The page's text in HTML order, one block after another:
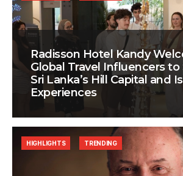
Radisson Hotel Kandy
Global Travel Influencers to
Sri Lanka’s Hill Capital and
Experiences
HIGHLIGHTS TRENDING